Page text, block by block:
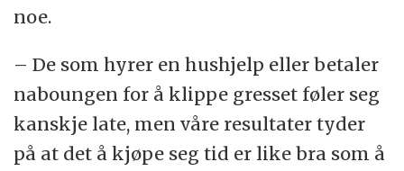
noe.
– De som hyrer en hushjelp eller betaler
naboungen for å klippe gresset føler seg
kanskje late, men våre resultater tyder
på at det å kjøpe seg tid er like bra som å